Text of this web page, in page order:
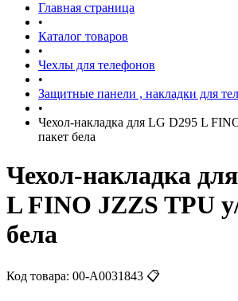
Главная страница
•
Каталог товаров
•
Чехлы для телефонов
•
Защитные панели , накладки для
•
Чехол-накладка для LG D295 L
пакет бела
Чехол-накладка
L FINO JZZS TPU
бела
Код товара: 00-А0031843 📋